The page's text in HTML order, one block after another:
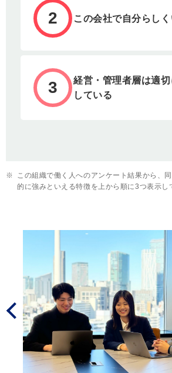
2 この会社で自分らし
3
経営・管理者層は適
している
※
この組織で働く人へのアンケート結果から、
的に強みといえる特徴を上から順に3つ表示し
Prev